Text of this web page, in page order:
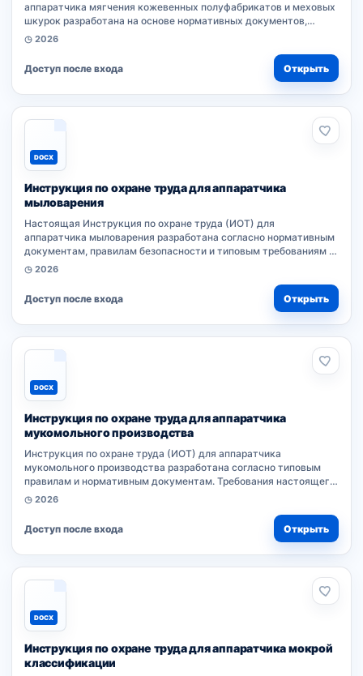
аппаратчика мягчения кожевенных полуфабрикатов и меховых
шкурок разработана на основе нормативных документов,
правил безопасности и типовых требований к профессии.
◷ 2026
Доступ после входа Открыть
DOCX
Инструкция по охране труда для аппаратчика
мыловарения
Настоящая Инструкция по охране труда (ИОТ) для
аппаратчика мыловарения разработана согласно нормативным
документам, правилам безопасности и типовым требованиям к
профессии. Документ устанавливает порядок безопасного
◷ 2026
Доступ после входа Открыть
DOCX
Инструкция по охране труда для аппаратчика
мукомольного производства
Инструкция по охране труда (ИОТ) для аппаратчика
мукомольного производства разработана согласно типовым
правилам и нормативным документам. Требования настоящего
локального акта обязательны для работников организации при
◷ 2026
Доступ после входа Открыть
DOCX
Инструкция по охране труда для аппаратчика мокрой
классификации